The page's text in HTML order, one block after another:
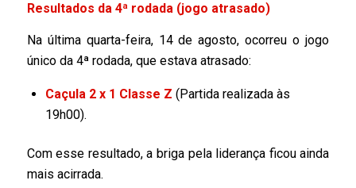
Resultados da 4ª rodada (jogo atrasado)
Na última quarta-feira, 14 de agosto, ocorreu o jogo
único da 4ª rodada, que estava atrasado:
Caçula 2 x 1 Classe Z (Partida realizada às
19h00).
Com esse resultado, a briga pela liderança ficou ainda
mais acirrada.